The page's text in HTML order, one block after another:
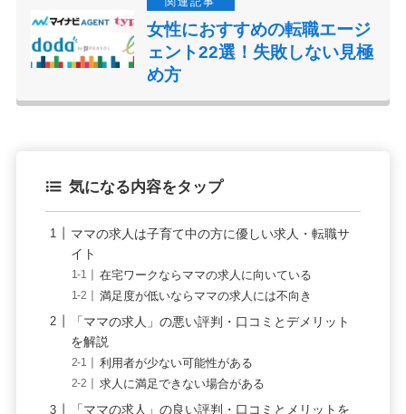
女性におすすめの転職エージ
ェント22選！失敗しない見極
め方
気になる内容をタップ
ママの求人は子育て中の方に優しい求人・転職サ
イト
在宅ワークならママの求人に向いている
満足度が低いならママの求人には不向き
「ママの求人」の悪い評判・口コミとデメリット
を解説
利用者が少ない可能性がある
求人に満足できない場合がある
「ママの求人」の良い評判・口コミとメリットを